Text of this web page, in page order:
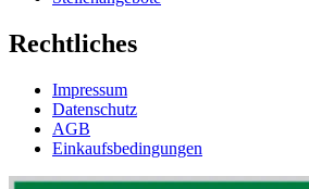
Rechtliches
Impressum
Datenschutz
AGB
Einkaufsbedingungen